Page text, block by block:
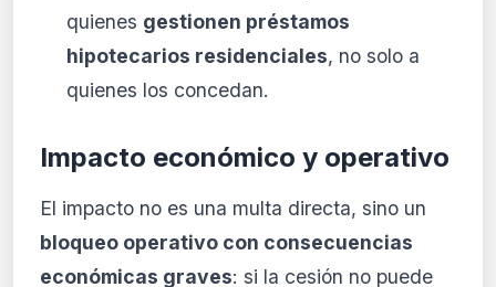
quienes gestionen préstamos
hipotecarios residenciales, no solo a
quienes los concedan.
Impacto económico y operativo
El impacto no es una multa directa, sino un
bloqueo operativo con consecuencias
económicas graves: si la cesión no puede